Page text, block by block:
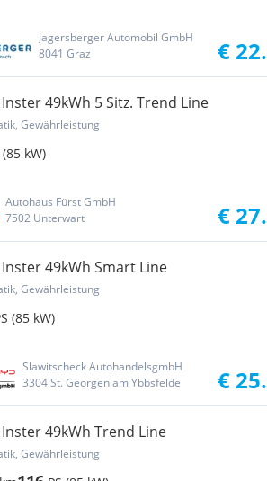
Jagersberger Automobil GmbH
8041 Graz
€
49kWh 5 Sitz. Trend Line
Gewährleistung
(85 kW)
Autohaus Fürst GmbH
7502 Unterwart
€
49kWh Smart Line
Gewährleistung
(85 kW)
Slawitscheck AutohandelsgmbH
3304 St. Georgen am Ybbsfelde
€
49kWh Trend Line
Gewährleistung